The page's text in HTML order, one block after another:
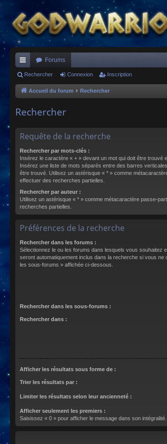
ac
co
s
Forums
Rechercher Connexion Inscription
Accueil du forum Rechercher
Rechercher
Requête de la recherche
Rechercher par mots-clés :
Insérez le caractère « + » devant un mot qui doit être trouvé
Insérez une liste de mots séparés entre des barres
être trouvé. Utilisez un astérisque « * » comme
effectuer des recherches partielles.
Rechercher par auteur :
Utilisez un astérisque « * » comme métacaractère passe-
recherches partielles.
Préférences de la recherche
Rechercher dans les forums :
Sélectionnez le ou les forums dans lesquels vous souhaitez
seront automatiquement inclus dans la recherche si vous ne
les sous-forums » affichée ci-dessous.
Rechercher dans les sous-forums :
Rechercher dans :
Afficher les résultats sous forme de :
Trier les résultats par :
Limiter les résultats selon leur ancienneté :
Afficher seulement les premiers :
Saisissez « 0 » pour afficher le message dans son intégralité.